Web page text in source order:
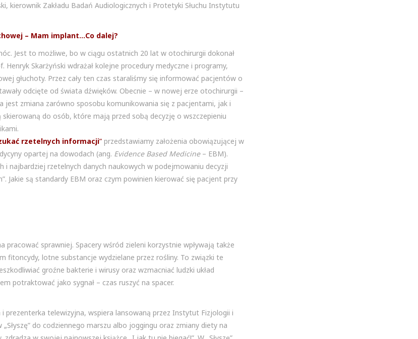
kierownik Zakładu Badań Audiologicznych i Protetyki Słuchu Instytutu
– Mam implant…Co dalej?
Jest to możliwe, bo w ciągu ostatnich 20 lat w otochirurgii dokonał
Skarżyński wdrażał kolejne procedury medyczne i programy,
głuchoty. Przez cały ten czas staraliśmy się informować pacjentów o
odcięte od świata dźwięków. Obecnie – w nowej erze otochirurgii –
jest zmiana zarówno sposobu komunikowania się z pacjentami, jak i
do osób, które mają przed sobą decyzję o wszczepieniu
rzetelnych informacji” przedstawiamy założenia obowiązującej w
opartej na dowodach (ang. Evidence Based Medicine– EBM).
najbardziej rzetelnych danych naukowych w podejmowaniu decyzji
Jakie są standardy EBM oraz czym powinien kierować się pacjent przy
sprawniej. Spacery wśród zieleni korzystnie wpływają także
fitoncydy, lotne substancje wydzielane przez rośliny. To związki te
groźne bakterie i wirusy oraz wzmacniać ludzki układ
potraktować jako sygnał – czas ruszyć na spacer.
prezenterka telewizyjna, wspiera lansowaną przez Instytut Fizjologii i
do codziennego marszu albo joggingu oraz zmiany diety na